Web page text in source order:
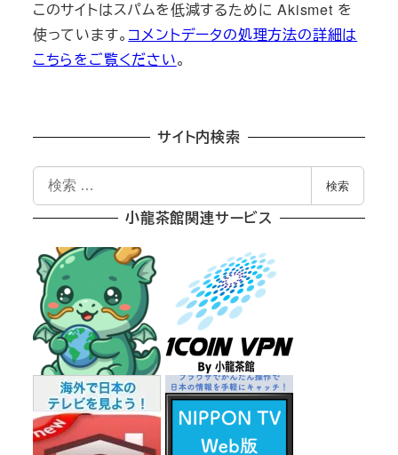
このサイトはスパムを低減するために Akismet を
使っています。 コメントデータの処理方法の詳細は
こちらをご覧ください。
サイト内検索
索
検索
小龍茶館関連サービス